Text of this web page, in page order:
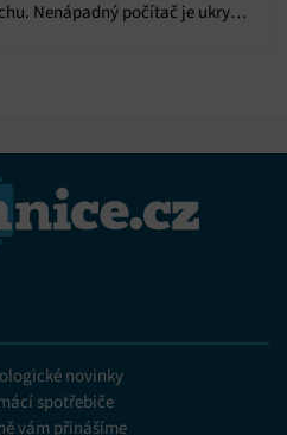
Nenápadný počítač je ukrytý
novinky
spotřebiče
vám přinášíme